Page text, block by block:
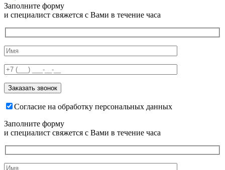
Заполните форму
и специалист свяжется с Вами в течение часа
Согласие на обработку персональных данных
Заполните форму
и специалист свяжется с Вами в течение часа